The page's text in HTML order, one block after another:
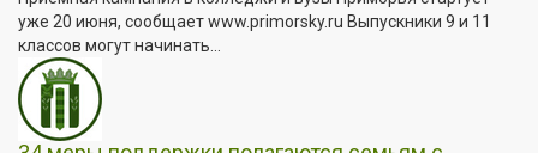
уже 20 июня, сообщает www.primorsky.ru Выпускники 9 и 11
классов могут начинать...